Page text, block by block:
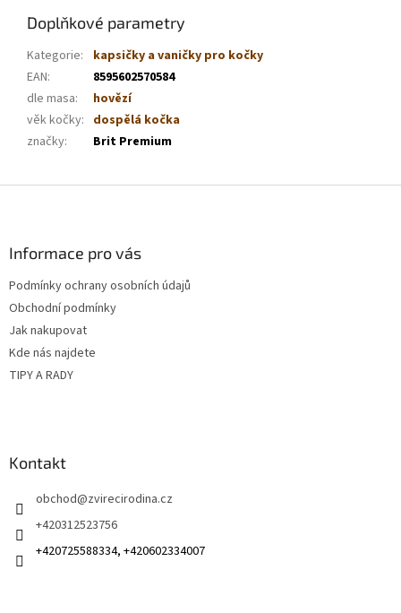
Doplňkové parametry
Kategorie:
kapsičky a vaničky pro kočky
EAN:
8595602570584
dle masa:
hovězí
věk kočky: dospělá kočka
značky: Brit Premium
Informace pro vás
Podmínky ochrany osobních údajů
Obchodní podmínky
Jak nakupovat
Kde nás najdete
TIPY A RADY
Kontakt
obchod@zvirecirodina.cz
+420312523756
+420725588334, +420602334007